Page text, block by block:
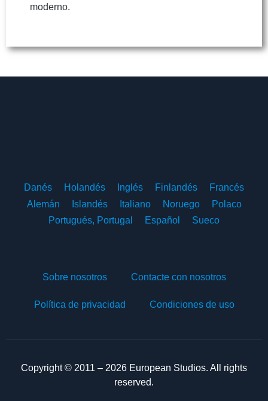
moderno.
Danés Holandés Inglés Finlandés
Francés
Alemán
Islandés Italiano Noruego
Polaco
Portugués, Portugal
Español Sueco
Sobre nosotros Contacte con nosotros
Política de privacidad Condiciones de uso
Copyright © 2011 – 2026 European Studios. All rights
reserved.